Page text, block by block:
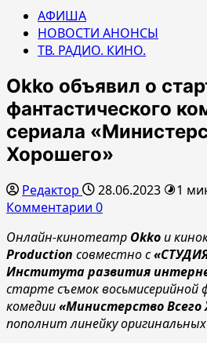
АФИША
НОВОСТИ АНОНСЫ
ТВ. РАДИО. КИНО.
Okko объявил о
фантастического
сериала
Хорошего»
Редактор 28.06.2023
1
Комментарии 0
Онлайн-кинотеатр Okkoи
Production совместно с
Института развития
старте съемок восьмисерийной
комедии«Министерство Всего
пополнит линейку